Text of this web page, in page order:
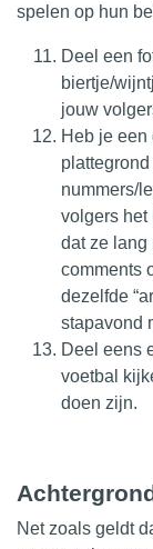
spelen op hun
Deel een
biertje/
jouw
Heb je
nummers/
volgers het
dat ze lang
comments
dezelfde
stapavond
Deel eens
voetbal
doen zijn.
Net zoals geldt